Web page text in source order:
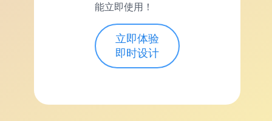
能立即使用！
立即体验
即时设计